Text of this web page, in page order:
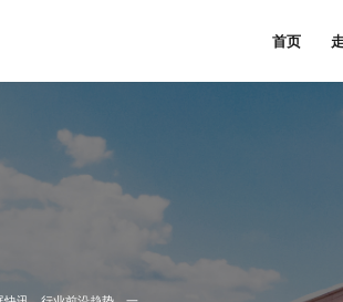
首页